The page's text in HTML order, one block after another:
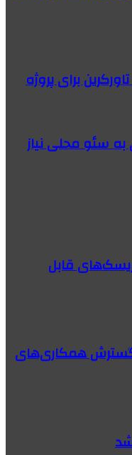
سئو محلی نیاز
قابل
گسترش همکاری‌های